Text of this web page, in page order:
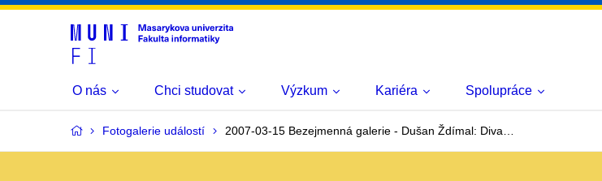
O nás Chci studovat Výzkum Kariéra Spolupráce
Fotogalerie událostí 2007-03-15 Bezejmenná galerie - Dušan Ždímal: Diva…